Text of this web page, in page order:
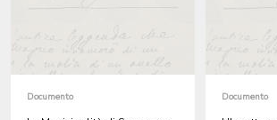
Documento Documento